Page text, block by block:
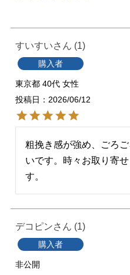
すいすい 1
購入者
東京都 40代 女性
投稿日
2026/06/12
粗挽き感が強め、ごろ
いです。時々お取り寄
す。
デコピン 1
購入者
非公開